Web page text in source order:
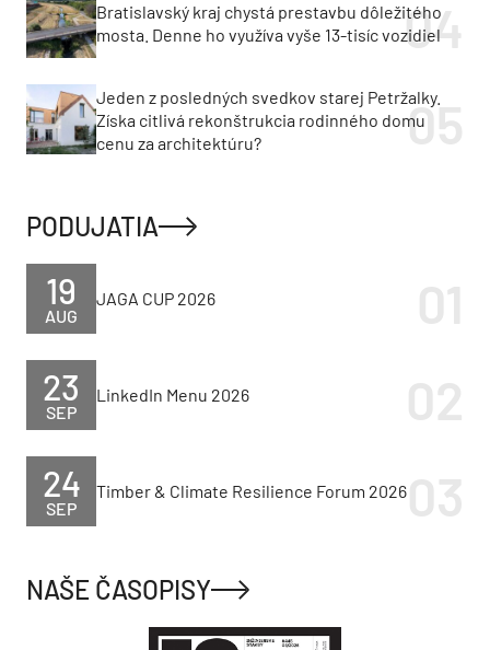
Bratislavský kraj chystá prestavbu dôležitého
mosta. Denne ho využíva vyše 13-tisíc vozidiel
Jeden z posledných svedkov starej Petržalky.
Získa citlivá rekonštrukcia rodinného domu
cenu za architektúru?
PODUJATIA
AUG
19 JAGA CUP 2026
SEP
23 LinkedIn Menu 2026
SEP
24 Timber & Climate Resilience Forum 2026
NAŠE ČASOPISY